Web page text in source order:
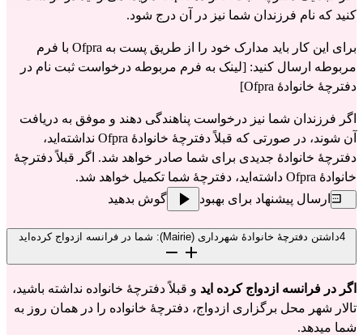
کنید که نام فرزندان شما نیز در آن درج شود.
مربوطه ارسال کنید: [
دفترچهٔ خانوادهٔ Ofpra
]
خانوادهٔ Ofpra داشته‌اید، دفترچهٔ شما تکمیل خواهد شد.
ارسال پیشنهاد برای بهبود
گوش بدهید
4داشتن دفترچهٔ خانوادهٔ شهرداری (Mairie): شما در فرانسه ازدواج کرده‌اید
اگر در فرانسه ازدواج کرده اید و قبلاً دفترچهٔ خانواده نداشته باشید،
تالار شهر محل برگزاری ازدواج، دفترچهٔ خانواده را در همان روز به
شما میدهد.